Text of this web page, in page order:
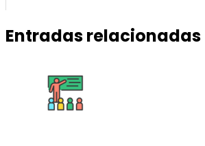
Entradas relacionadas